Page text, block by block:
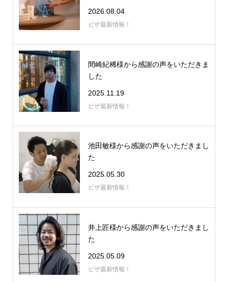
2026.08.04
ビザ最新情報！
間崎紀稀様から感謝の声をいただきま
した
2025.11.19
ビザ最新情報！
池田敏様から感謝の声をいただきまし
た
2025.05.30
ビザ最新情報！
井上匠様から感謝の声をいただきまし
た
2025.05.09
ビザ最新情報！